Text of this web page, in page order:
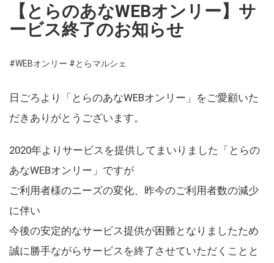
【とらのあなWEBオンリー】サ
ービス終了のお知らせ
#WEBオンリー #とらマルシェ
日ごろより「とらのあなWEBオンリー」をご愛顧いた
だきありがとうございます。
2020年よりサービスを提供してまいりました「とらの
あなWEBオンリー」ですが
ご利用者様のニーズの変化、昨今のご利用者数の減少
に伴い
今後の安定的なサービス提供が困難となりましたため
誠に勝手ながらサービスを終了させていただくことと